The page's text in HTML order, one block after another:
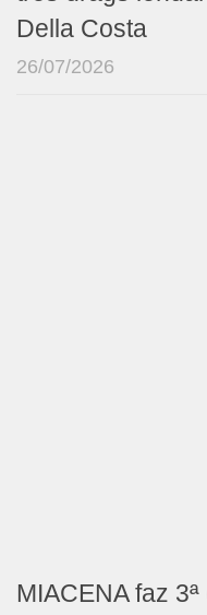
Della Costa
26/07/2026
MIACENA faz